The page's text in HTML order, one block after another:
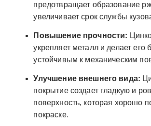
предотвращает образование
увеличивает срок службы
Повышение прочности:
укрепляет металл и делает его
устойчивым к механическим
Улучшение внешнего вида:
покрытие создает гладкую и
поверхность‚ которая хорошо
покраске.